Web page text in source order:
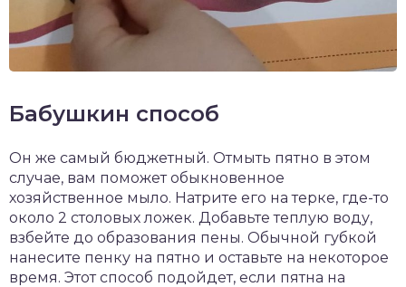
Бабушкин способ
Он же самый бюджетный. Отмыть пятно в этом
случае, вам поможет обыкновенное
хозяйственное мыло. Натрите его на терке, где-то
около 2 столовых ложек. Добавьте теплую воду,
взбейте до образования пены. Обычной губкой
нанесите пенку на пятно и оставьте на некоторое
время. Этот способ подойдет, если пятна на